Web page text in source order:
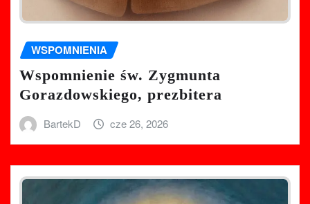
WSPOMNIENIA
Wspomnienie św. Zygmunta
Gorazdowskiego, prezbitera
BartekD cze 26, 2026